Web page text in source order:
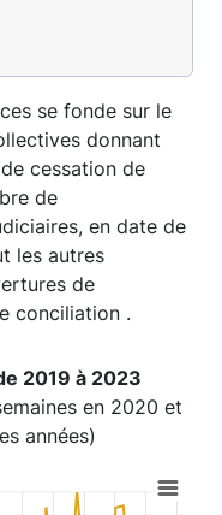
se fonde sur le
donnant
cessation de
de
en date de
les autres
de
conciliation .
2019 à 2023
en 2020 et
années)